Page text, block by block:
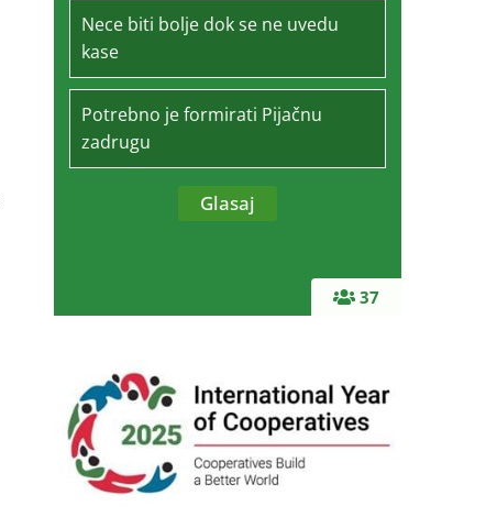
37
Nece biti bolje dok se ne uvedu
kase
Potrebno je formirati Pijačnu
zadrugu